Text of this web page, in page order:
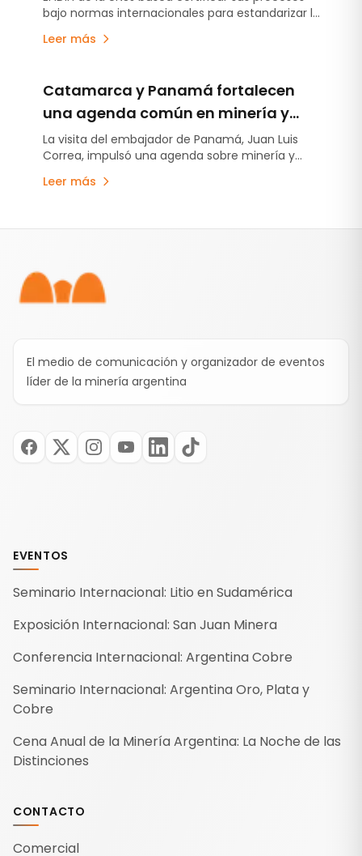
bajo normas internacionales para estandarizar la
medición del agua.
Leer más
Catamarca y Panamá fortalecen
una agenda común en minería y
logística para potenciar el comercio
internacional
La visita del embajador de Panamá, Juan Luis
Correa, impulsó una agenda sobre minería y
logística.
Leer más
El medio de comunicación y organizador de eventos
líder de la minería argentina
EVENTOS
Seminario Internacional: Litio en Sudamérica
Exposición Internacional: San Juan Minera
Conferencia Internacional: Argentina Cobre
Seminario Internacional: Argentina Oro, Plata y
Cobre
Cena Anual de la Minería Argentina: La Noche de las
Distinciones
CONTACTO
Comercial